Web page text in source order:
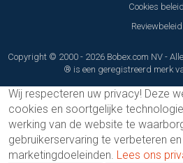
Cookies beleid
Reviewbeleid
Copyright © 2000 - 2026 Bobex.com NV -
® is een geregistreerd merk
Wij respecteren uw privacy! Deze
cookies en soortgelijke
werking van de website te
gebruikerservaring te verbeteren
marketingdoeleinden. Lees ons